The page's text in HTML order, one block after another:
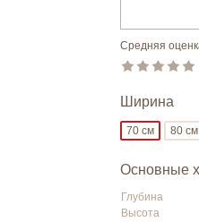
Средняя
Ширина
70 см 80 см
Основные
Глубина
Высота